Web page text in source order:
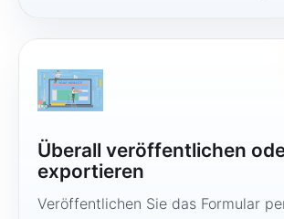
Überall veröffentlichen
exportieren
Veröffentlichen Sie das Formular